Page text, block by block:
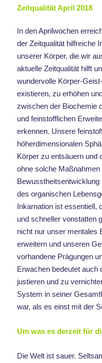
Zeitqualität April 2018
In den Aprilwochen
der Zeitqualität hilfreiche
unserer Körper, die wir
aktuelle Zeitqualität hilft
wundervolle Körper-
existieren, zu erhöhen
zwischen der Biochemie
und feinstofflichen
erkennen. Unsere
höherdimensionalen
Körper zu entsäuern und
ohne solche
des organischen
Inkarnation ist essentiell,
und schneller vonstatten
nicht nur unser mentales
erweitern und unseren
vorhandene Prägungen
Erwachen bedeutet auch
justieren und zu
System in seiner
war, als es einst mit der
Um was es derzeit für
Die Welt ist sauer.